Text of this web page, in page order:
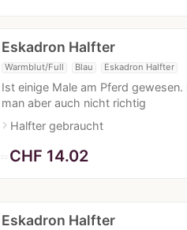
Eskadron Halfter
Warmblut/Full Blau Eskadron Halfter
Ist einige Male am Pferd
man aber auch nicht richtig
navigate_nextHalfter gebraucht
≈CHF 14.02
Eskadron Halfter